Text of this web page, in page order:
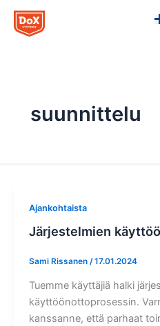
Siirry
sisältöön
suunnittelu
Ajankohtaista
Järjestelmien
Sami Rissanen /17.01.2024
Tuemme käyttäjiä halki
käyttöönottoprosessin.
kanssanne, että parhaat